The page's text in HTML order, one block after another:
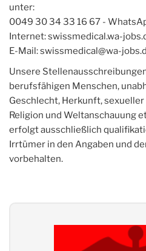
unter:
0049 30 34 33 16 67 -
Internet: swissmedical.wa-
E-Mail: swissmedical@wa-
Unsere
berufsfähigen Menschen,
Geschlecht, Herkunft,
Religion und Weltanschauung
erfolgt ausschließlich
Irrtümer in den Angaben und
vorbehalten.